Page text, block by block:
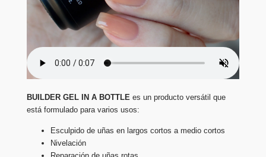
BUILDER GEL IN A BOTTLE es un producto versátil que
está formulado para varios usos:
Esculpido de uñas en largos cortos a medio cortos
Nivelación